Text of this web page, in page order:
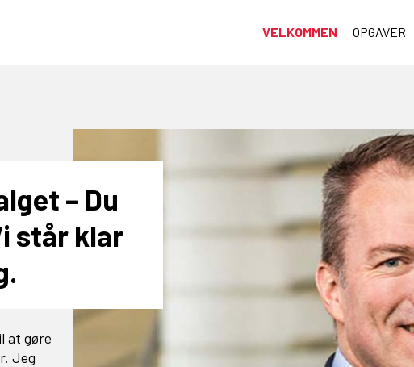
VELKOMMEN OPGAVER
– Du
står klar
at gøre
Jeg